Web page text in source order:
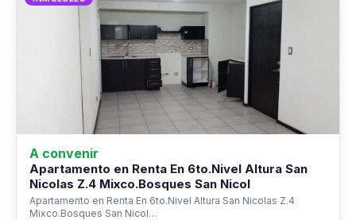
A convenir
Apartamento en Renta En 6to.Nivel Altura San
Nicolas Z.4 Mixco.Bosques San Nicol
Apartamento en Renta En 6to.Nivel Altura San Nicolas Z.4
Mixco.Bosques San Nicol…